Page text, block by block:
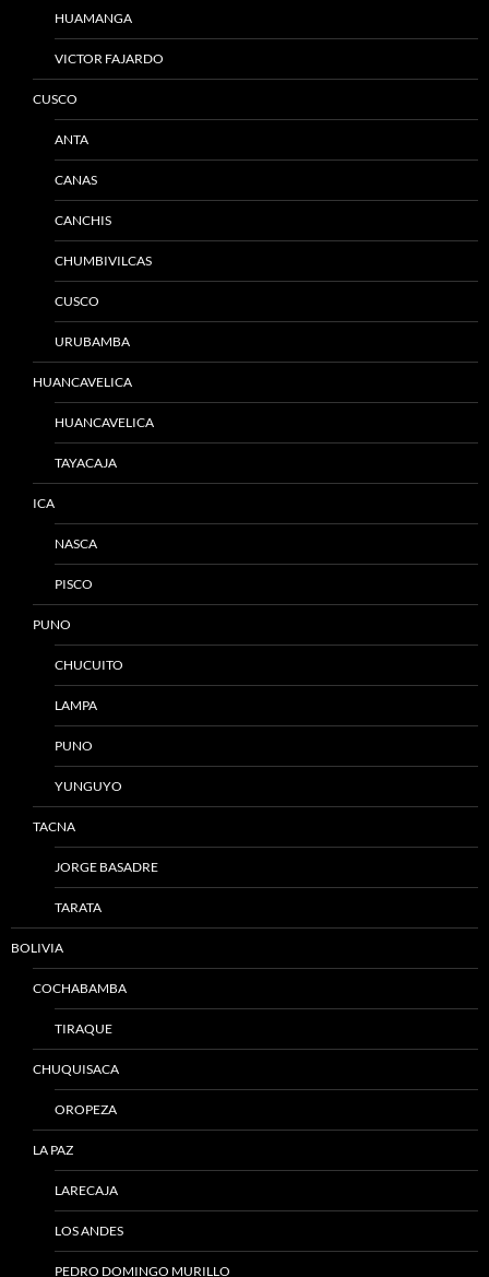
HUAMANGA
VICTOR FAJARDO
CUSCO
ANTA
CANAS
CANCHIS
CHUMBIVILCAS
CUSCO
URUBAMBA
HUANCAVELICA
HUANCAVELICA
TAYACAJA
ICA
NASCA
PISCO
PUNO
CHUCUITO
LAMPA
PUNO
YUNGUYO
TACNA
JORGE BASADRE
TARATA
BOLIVIA
COCHABAMBA
TIRAQUE
CHUQUISACA
OROPEZA
LA PAZ
LARECAJA
LOS ANDES
PEDRO DOMINGO MURILLO